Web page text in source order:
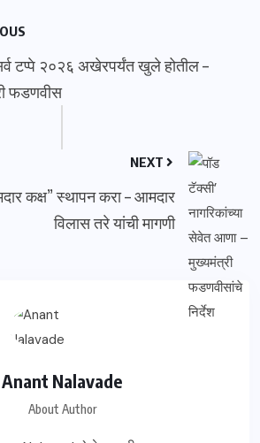
टप्पे २०२६ अखेरपर्यंत खुले होतील –
फडणवीस
NEXT
कक्ष” स्थापन करा – आमदार
विलास तरे यांची मागणी
Anant Nalavade
About Author